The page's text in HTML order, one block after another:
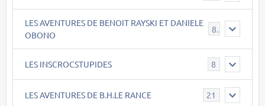
LES AVENTURES DE BENOIT RAYSKI ET DANIELE
OBONO
8
LES INSCROCSTUPIDES 8
LES AVENTURES DE B.H.LE RANCE 21